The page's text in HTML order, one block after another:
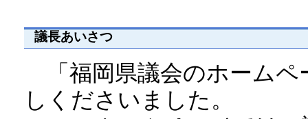
議長あいさつ
「福岡県議会のホームペ
しくださいました。